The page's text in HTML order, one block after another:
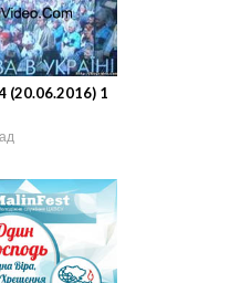
(20.06.2016) 1